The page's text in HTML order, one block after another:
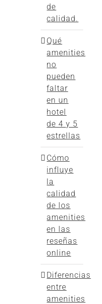
de
calidad.
Qué
amenities
no
pueden
faltar
en un
hotel
de 4 y 5
estrellas
Cómo
influye
la
calidad
de los
amenities
en las
reseñas
online
Diferencias
entre
amenities